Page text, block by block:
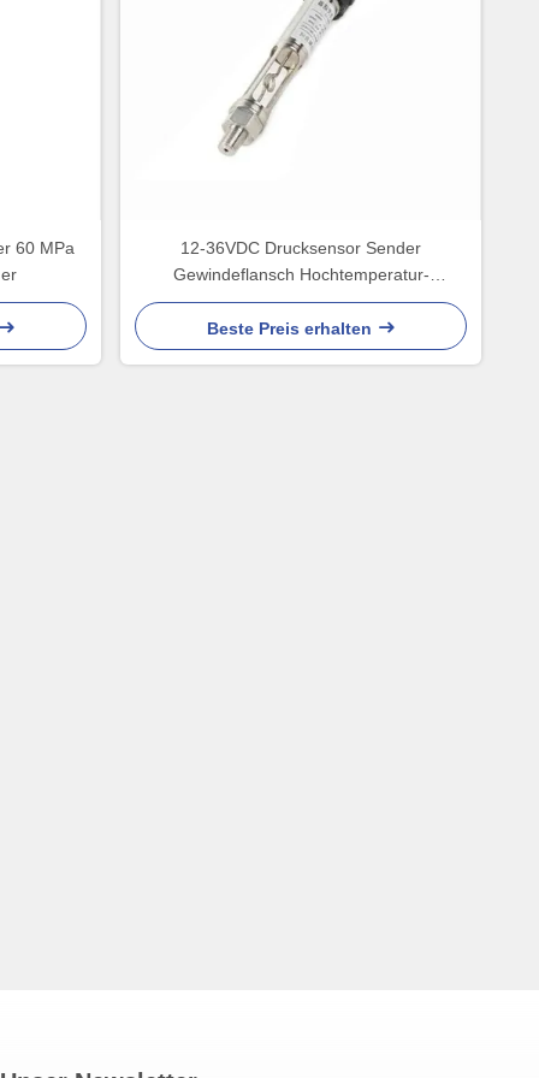
60 MPa
12-36VDC Drucksensor Sender
Gewindeflansch Hochtemperatur-
Drucksensor
Beste Preis erhalten